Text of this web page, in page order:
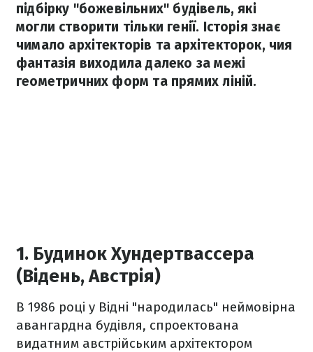
підбірку "божевільних" будівель, які
могли створити тільки генії. Історія знає
чимало архітекторів та архітекторок, чия
фантазія виходила далеко за межі
геометричних форм та прямих ліній.
1. Будинок Хундертвассера
(Відень, Австрія)
В 1986 році у Відні "народилась" неймовірна
авангардна будівля, спроектована
видатним австрійським архітектором